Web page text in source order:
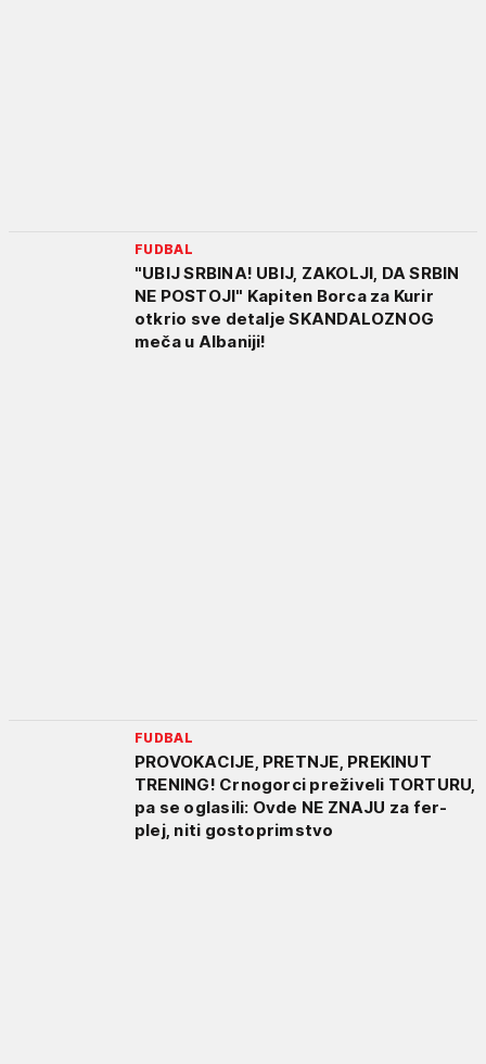
FUDBAL
"UBIJ SRBINA! UBIJ, ZAKOLJI, DA SRBIN
NE POSTOJI" Kapiten Borca za Kurir
otkrio sve detalje SKANDALOZNOG
meča u Albaniji!
FUDBAL
PROVOKACIJE, PRETNJE, PREKINUT
TRENING! Crnogorci preživeli TORTURU,
pa se oglasili: Ovde NE ZNAJU za fer-
plej, niti gostoprimstvo